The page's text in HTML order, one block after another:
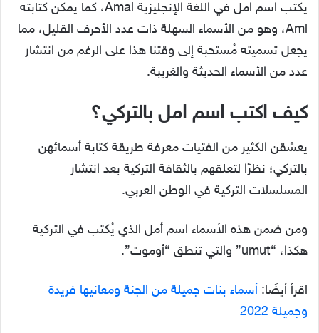
يكتب اسم امل في اللغة الإنجليزية Amal، كما يمكن كتابته
Aml، وهو من الأسماء السهلة ذات عدد الأحرف القليل، مما
يجعل تسميته مُستحبة إلى وقتنا هذا على الرغم من انتشار
عدد من الأسماء الحديثة والغريبة.
كيف اكتب اسم امل بالتركي؟
يعشقن الكثير من الفتيات معرفة طريقة كتابة أسمائهن
بالتركي؛ نظرًا لتعلقهم بالثقافة التركية بعد انتشار
المسلسلات التركية في الوطن العربي.
ومن ضمن هذه الأسماء اسم أمل الذي يُكتب في التركية
هكذا، “umut” والتي تنطق “أوموت”.
اقرأ أيضًا: أسماء بنات جميلة من الجنة ومعانيها فريدة
وجميلة 2022